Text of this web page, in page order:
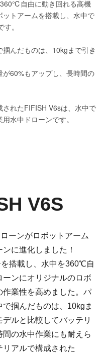
V6S
ーンがロボットアーム
ンに進化しました！
搭載し、水中を360℃自
ンにオリジナルのロボ
作業性を高めました。パ
掴んだものは、10kgま
ルと比較してバッテリ
の水中作業にも耐えら
アルで構成された